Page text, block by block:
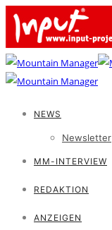
NEWS
Newsletter
MM-INTERVIEW
REDAKTION
ANZEIGEN